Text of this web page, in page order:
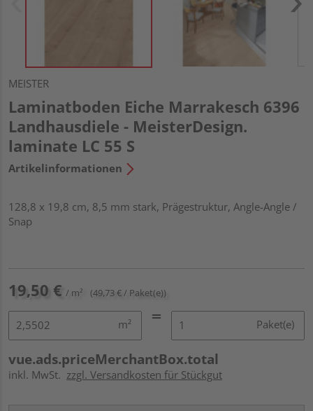
MEISTER
Laminatboden Eiche Marrakesch 6396
Landhausdiele - MeisterDesign.
laminate LC 55 S
Artikelinformationen
128,8 x 19,8 cm, 8,5 mm stark, Prägestruktur, Angle-Angle /
Snap
19,50 € / m² (49,73 € / Paket(e))
m² Paket(e)
vue.ads.priceMerchantBox.total
inkl. MwSt. zzgl. Versandkosten für Stückgut